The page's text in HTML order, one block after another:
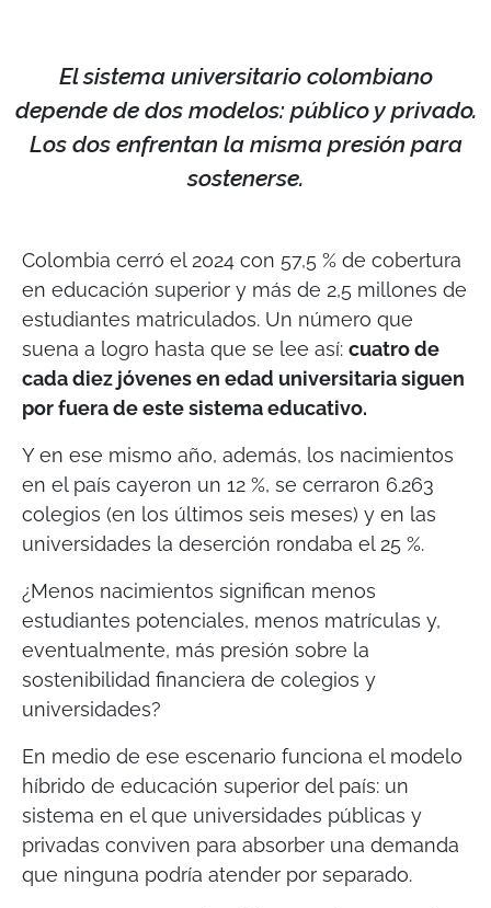
El sistema universitario colombiano
depende de dos modelos: público y privado.
Los dos enfrentan la misma presión para
sostenerse.
Colombia cerró el 2024 con 57,5 % de cobertura
en educación superior y más de 2,5 millones de
estudiantes matriculados. Un número que
suena a logro hasta que se lee así: cuatro de
cada diez jóvenes en edad universitaria siguen
por fuera de este sistema educativo.
Y en ese mismo año, además, los nacimientos
en el país cayeron un 12 %, se cerraron 6.263
colegios (en los últimos seis meses) y en las
universidades la deserción rondaba el 25 %.
¿Menos nacimientos significan menos
estudiantes potenciales, menos matrículas y,
eventualmente, más presión sobre la
sostenibilidad financiera de colegios y
universidades?
En medio de ese escenario funciona el modelo
híbrido de educación superior del país: un
sistema en el que universidades públicas y
privadas conviven para absorber una demanda
que ninguna podría atender por separado.